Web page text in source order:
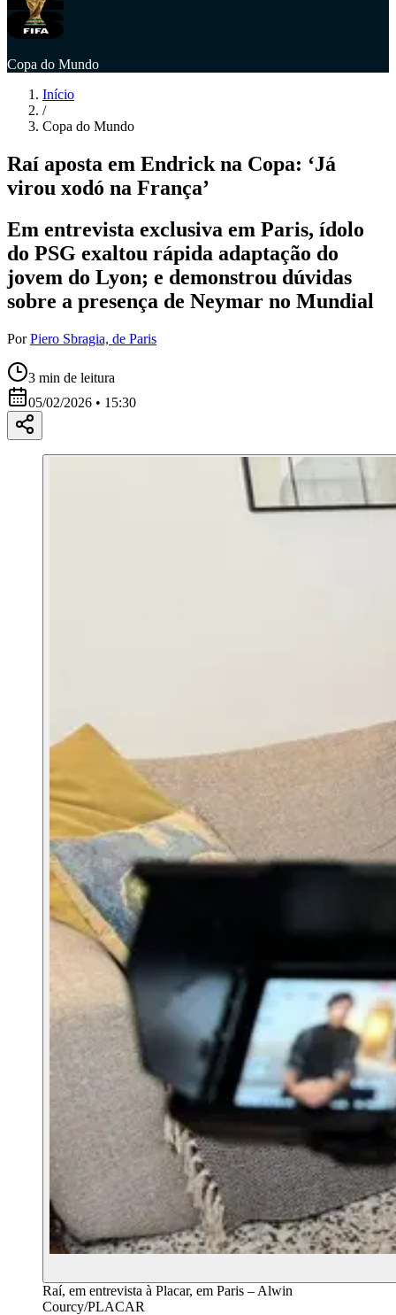
Copa do Mundo
Início
/
Copa do Mundo
Raí aposta em Endrick na Copa: ‘Já
virou xodó na França’
Em entrevista exclusiva em Paris, ídolo
do PSG exaltou rápida adaptação do
jovem do Lyon; e demonstrou dúvidas
sobre a presença de Neymar no Mundial
Por Piero Sbragia, de Paris
3 min de leitura
05/02/2026 • 15:30
Raí, em entrevista à Placar, em Paris – Alwin
Courcy/PLACAR